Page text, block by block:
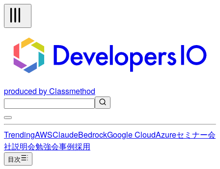
produced by Classmethod
TrendingAWSClaudeBedrockGoogle CloudAzureセミナー会
社説明会勉強会事例採用
目次